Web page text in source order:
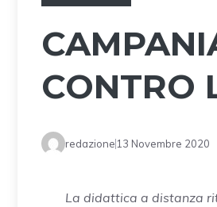
CONTRO
redazione 13 Novembre 2020
La didattica a distanza